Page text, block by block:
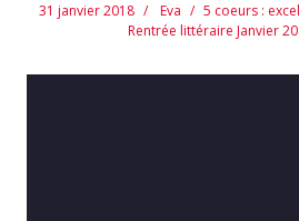
31 janvier 2018 Eva 5 coeurs :
Rentrée littéraire Janvier